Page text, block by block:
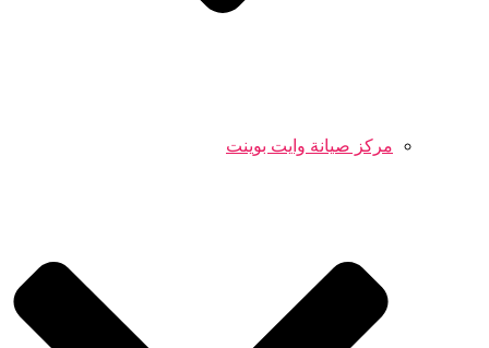
مركز صيانة وايت بوينت